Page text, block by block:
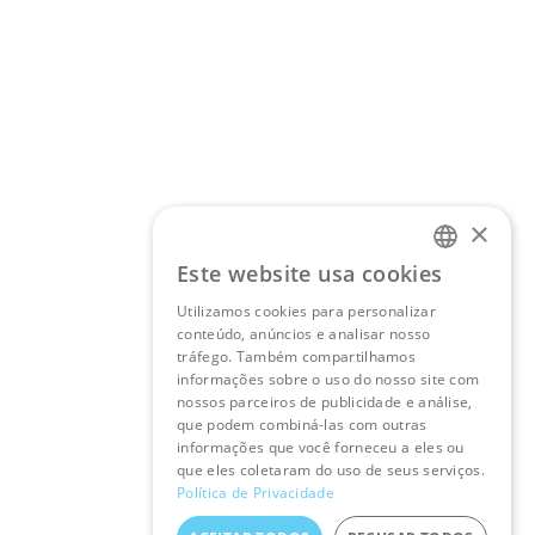
PORTUGUESE
×
Este website usa cookies
Utilizamos cookies para personalizar
conteúdo, anúncios e analisar nosso
tráfego. Também compartilhamos
informações sobre o uso do nosso site com
nossos parceiros de publicidade e análise,
que podem combiná-las com outras
informações que você forneceu a eles ou
que eles coletaram do uso de seus serviços.
Política de Privacidade